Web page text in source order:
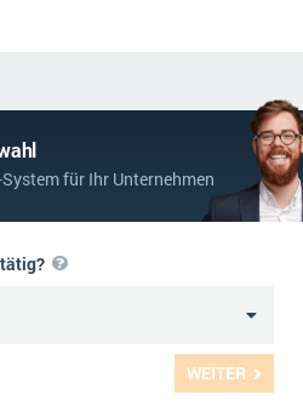
für Ihr Unternehmen
WEITER